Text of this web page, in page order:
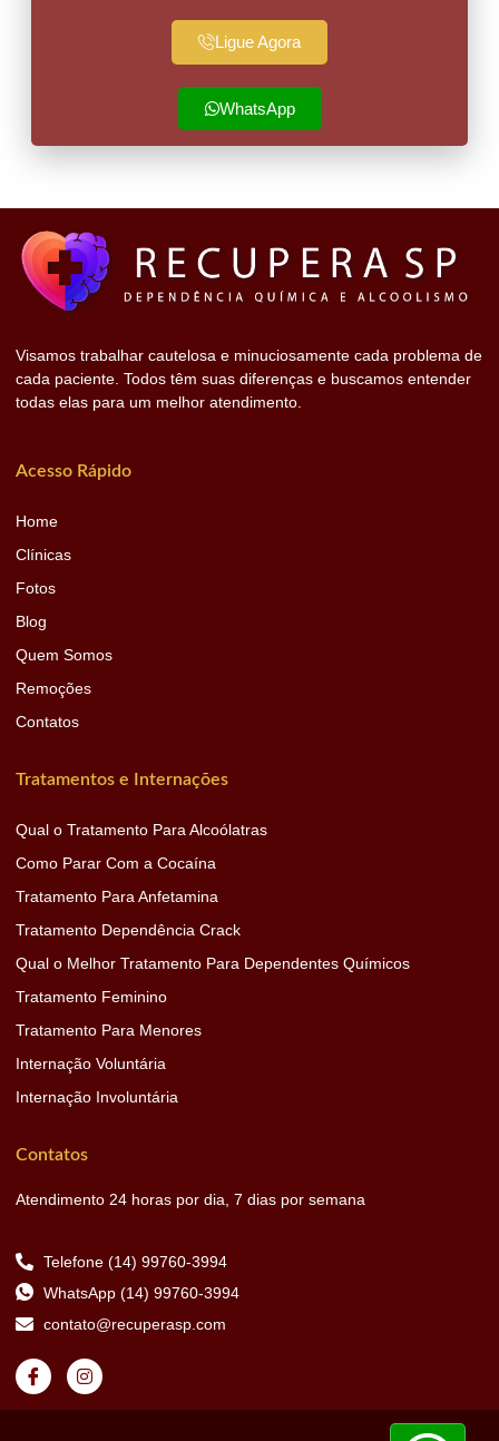
Ligue Agora
WhatsApp
Visamos trabalhar cautelosa e minuciosamente cada problema de
cada paciente. Todos têm suas diferenças e buscamos entender
todas elas para um melhor atendimento.
Acesso Rápido
Home
Clínicas
Fotos
Blog
Quem Somos
Remoções
Contatos
Tratamentos e Internações
Qual o Tratamento Para Alcoólatras
Como Parar Com a Cocaína
Tratamento Para Anfetamina
Tratamento Dependência Crack
Qual o Melhor Tratamento Para Dependentes Químicos
Tratamento Feminino
Tratamento Para Menores
Internação Voluntária
Internação Involuntária
Contatos
Atendimento 24 horas por dia, 7 dias por semana
Telefone (14) 99760-3994
WhatsApp (14) 99760-3994
contato@recuperasp.com